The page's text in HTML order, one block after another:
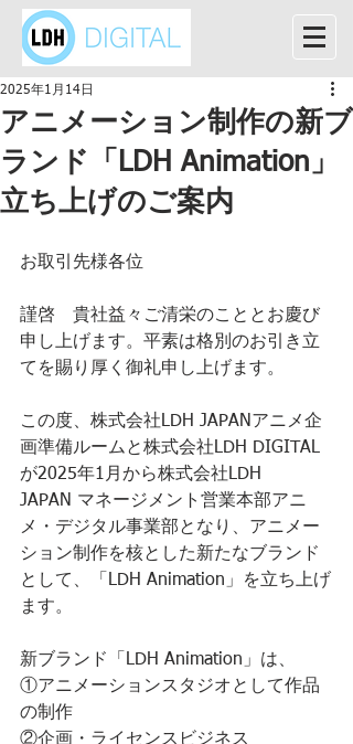
アニメーション制作の新ブ
ランド「LDH Animation」
立ち上げのご案内
2025年1月14日
お取引先様各位
謹啓　貴社益々ご清栄のこととお慶び
申し上げます。平素は格別のお引き立
てを賜り厚く御礼申し上げます。
この度、株式会社LDH JAPANアニメ企
画準備ルームと株式会社LDH DIGITAL
が2025年1月から株式会社LDH
JAPAN マネージメント営業本部アニ
メ・デジタル事業部となり、アニメー
ション制作を核とした新たなブランド
として、「LDH Animation」を立ち上げ
ます。
新ブランド「LDH Animation」は、
①アニメーションスタジオとして作品
の制作
②企画・ライセンスビジネス